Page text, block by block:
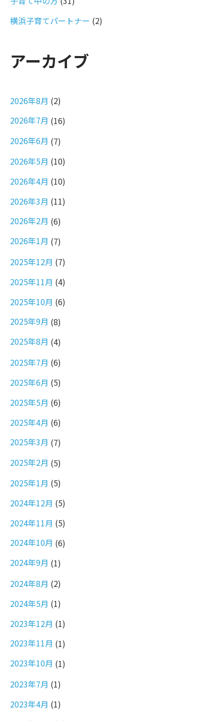
横浜子育てパートナー (2)
アーカイブ
2026年8月 (2)
2026年7月 (16)
2026年6月 (7)
2026年5月 (10)
2026年4月 (10)
2026年3月 (11)
2026年2月 (6)
2026年1月 (7)
2025年12月 (7)
2025年11月 (4)
2025年10月 (6)
2025年9月 (8)
2025年8月 (4)
2025年7月 (6)
2025年6月 (5)
2025年5月 (6)
2025年4月 (6)
2025年3月 (7)
2025年2月 (5)
2025年1月 (5)
2024年12月 (5)
2024年11月 (5)
2024年10月 (6)
2024年9月 (1)
2024年8月 (2)
2024年5月 (1)
2023年12月 (1)
2023年11月 (1)
2023年10月 (1)
2023年7月 (1)
2023年4月 (1)